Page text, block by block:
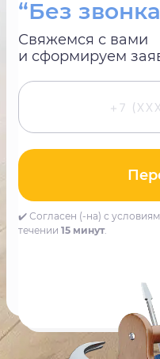
“Без
Свяжемся с вами
и сформируем
✔️ Согласен (-на) с
течении 15 минут.